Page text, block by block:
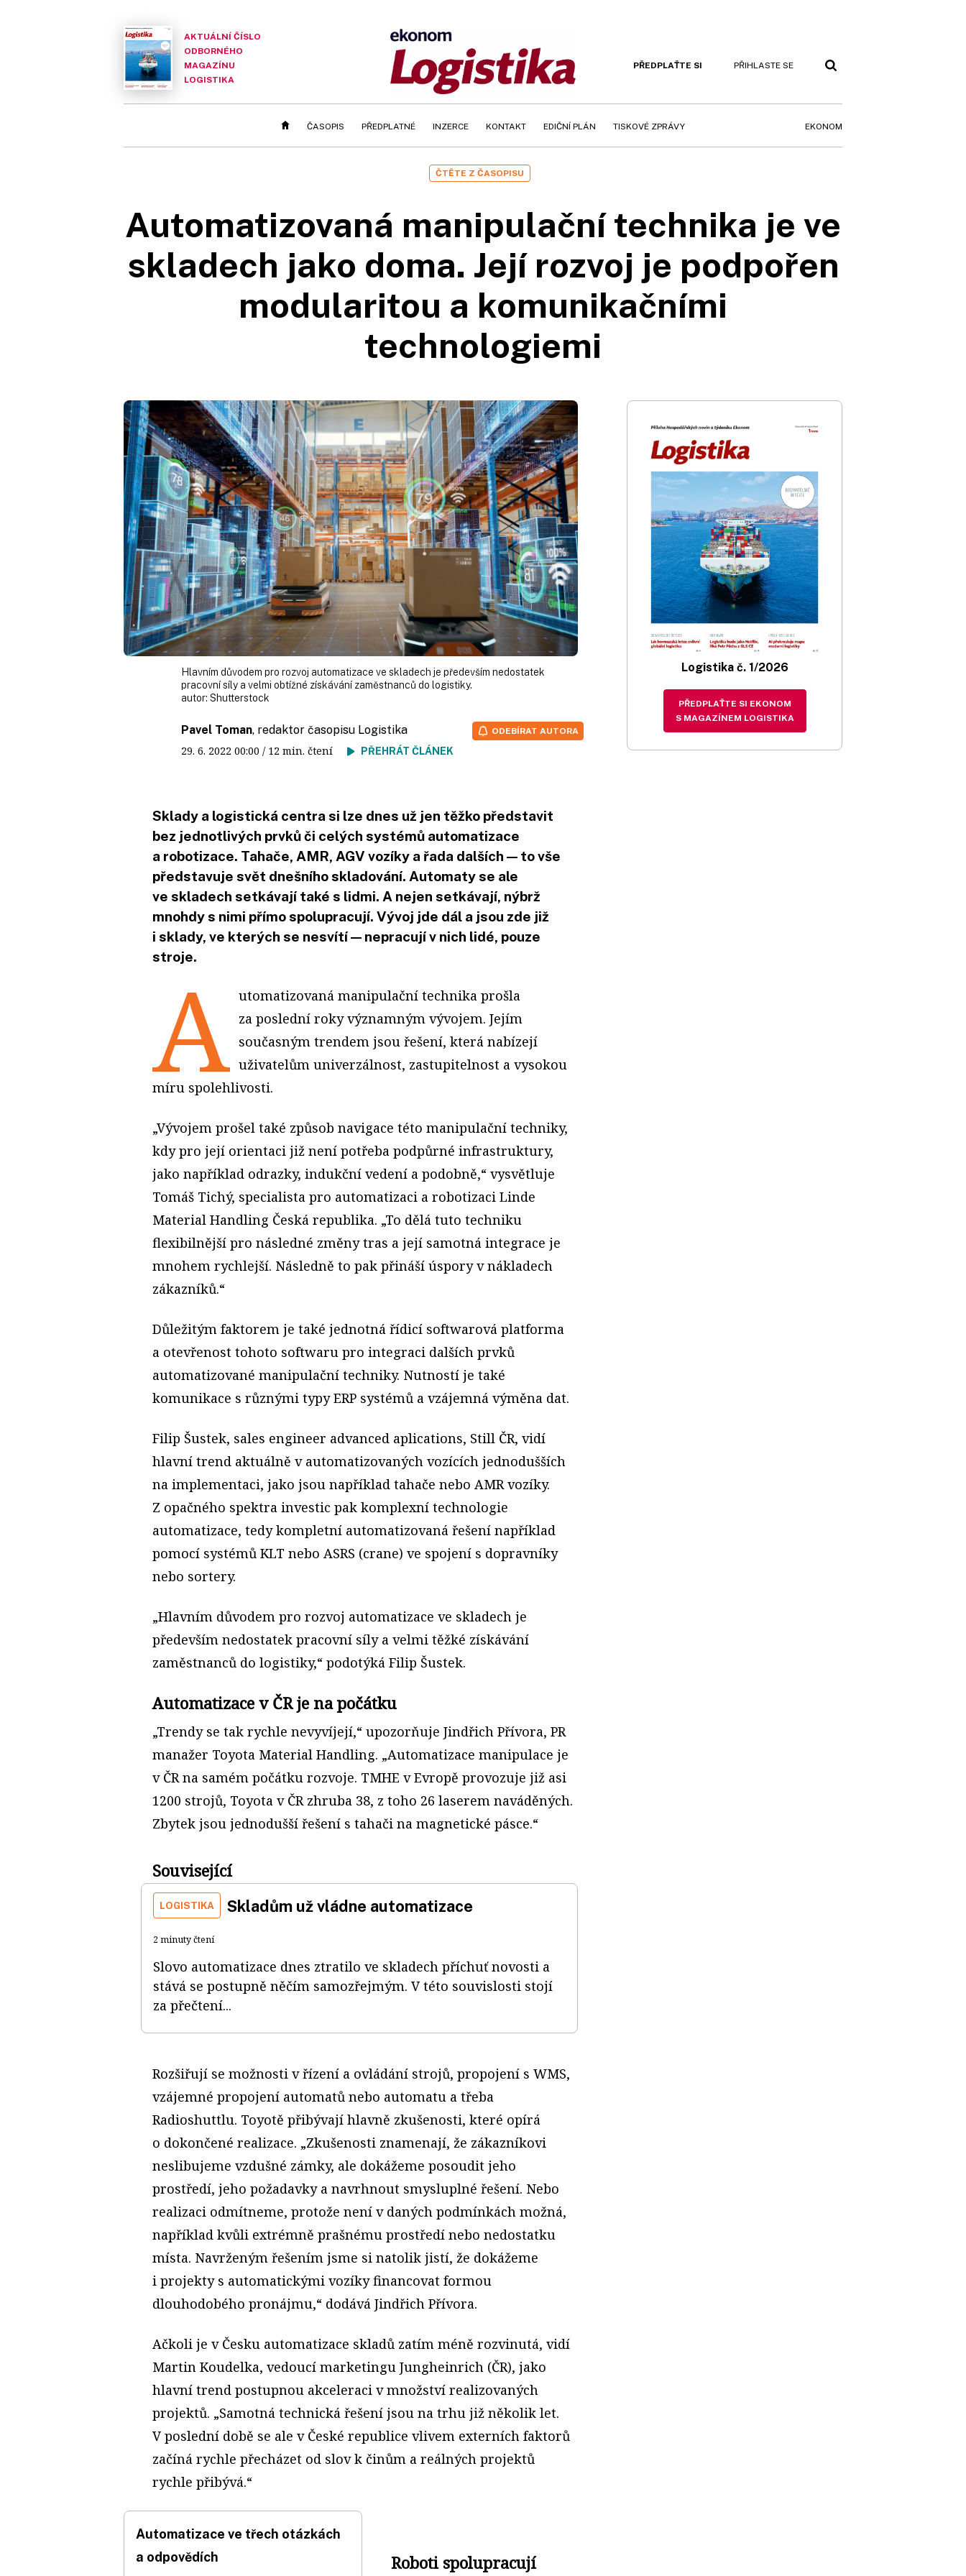
AKTUÁLNÍ ČÍSLO
ODBORNÉHO
MAGAZÍNU
LOGISTIKA
PŘEDPLAŤTE SI PŘIHLASTE SE
ČASOPIS PŘEDPLATNÉ INZERCE KONTAKT EDIČNÍ PLÁN TISKOVÉ ZPRÁVY EKONOM
ČTĚTE Z ČASOPISU
Automatizovaná manipulační technika je ve
skladech jako doma. Její rozvoj je podpořen
modularitou a komunikačními
technologiemi
Hlavním důvodem pro rozvoj automatizace ve skladech je především nedostatek
pracovní síly a velmi obtížné získávání zaměstnanců do logistiky.
autor: Shutterstock
Pavel Toman, redaktor časopisu Logistika
29. 6. 2022 00:00 / 12 min. čtení PŘEHRÁT ČLÁNEK
ODEBÍRAT AUTORA
Sklady a logistická centra si lze dnes už jen těžko představit
bez jednotlivých prvků či celých systémů automatizace
a robotizace. Tahače, AMR, AGV vozíky a řada dalších — to vše
představuje svět dnešního skladování. Automaty se ale
ve skladech setkávají také s lidmi. A nejen setkávají, nýbrž
mnohdy s nimi přímo spolupracují. Vývoj jde dál a jsou zde již
i sklady, ve kterých se nesvítí — nepracují v nich lidé, pouze
stroje.
A utomatizovaná manipulační technika prošla
za poslední roky významným vývojem. Jejím
současným trendem jsou řešení, která nabízejí
uživatelům univerzálnost, zastupitelnost a vysokou
míru spolehlivosti.
„Vývojem prošel také způsob navigace této manipulační techniky,
kdy pro její orientaci již není potřeba podpůrné infrastruktury,
jako například odrazky, indukční vedení a podobně,“ vysvětluje
Tomáš Tichý, specialista pro automatizaci a robotizaci Linde
Material Handling Česká republika. „To dělá tuto techniku
flexibilnější pro následné změny tras a její samotná integrace je
mnohem rychlejší. Následně to pak přináší úspory v nákladech
zákazníků.“
Důležitým faktorem je také jednotná řídicí softwarová platforma
a otevřenost tohoto softwaru pro integraci dalších prvků
automatizované manipulační techniky. Nutností je také
komunikace s různými typy ERP systémů a vzájemná výměna dat.
Filip Šustek, sales engineer advanced aplications, Still ČR, vidí
hlavní trend aktuálně v automatizovaných vozících jednodušších
na implementaci, jako jsou například tahače nebo AMR vozíky.
Z opačného spektra investic pak komplexní technologie
automatizace, tedy kompletní automatizovaná řešení například
pomocí systémů KLT nebo ASRS (crane) ve spojení s dopravníky
nebo sortery.
„Hlavním důvodem pro rozvoj automatizace ve skladech je
především nedostatek pracovní síly a velmi těžké získávání
zaměstnanců do logistiky,“ podotýká Filip Šustek.
Automatizace v ČR je na počátku
„Trendy se tak rychle nevyvíjejí,“ upozorňuje Jindřich Přívora, PR
manažer Toyota Material Handling. „Automatizace manipulace je
v ČR na samém počátku rozvoje. TMHE v Evropě provozuje již asi
1200 strojů, Toyota v ČR zhruba 38, z toho 26 laserem naváděných.
Zbytek jsou jednodušší řešení s tahači na magnetické pásce.“
Související
LOGISTIKA Skladům už vládne automatizace
2 minuty čtení
Slovo automatizace dnes ztratilo ve skladech příchuť novosti a
stává se postupně něčím samozřejmým. V této souvislosti stojí
za přečtení...
Rozšiřují se možnosti v řízení a ovládání strojů, propojení s WMS,
vzájemné propojení automatů nebo automatu a třeba
Radioshuttlu. Toyotě přibývají hlavně zkušenosti, které opírá
o dokončené realizace. „Zkušenosti znamenají, že zákazníkovi
neslibujeme vzdušné zámky, ale dokážeme posoudit jeho
prostředí, jeho požadavky a navrhnout smysluplné řešení. Nebo
realizaci odmítneme, protože není v daných podmínkách možná,
například kvůli extrémně prašnému prostředí nebo nedostatku
místa. Navrženým řešením jsme si natolik jistí, že dokážeme
i projekty s automatickými vozíky financovat formou
dlouhodobého pronájmu,“ dodává Jindřich Přívora.
Ačkoli je v Česku automatizace skladů zatím méně rozvinutá, vidí
Martin Koudelka, vedoucí marketingu Jungheinrich (ČR), jako
hlavní trend postupnou akceleraci v množství realizovaných
projektů. „Samotná technická řešení jsou na trhu již několik let.
V poslední době se ale v České republice vlivem externích faktorů
začíná rychle přecházet od slov k činům a reálných projektů
rychle přibývá.“
Automatizace ve třech otázkách
a odpovědích
Roboti spolupracují
Logistika č. 1/2026
PŘEDPLAŤTE SI EKONOM
S MAGAZÍNEM LOGISTIKA